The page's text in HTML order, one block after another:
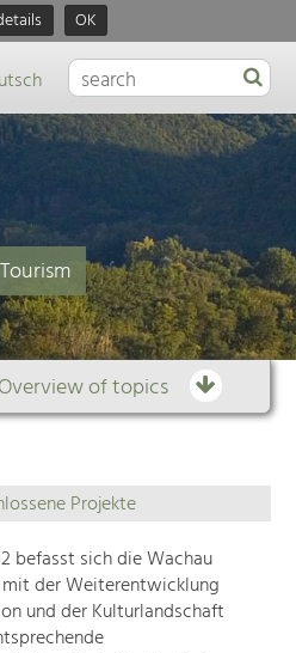
OK
Overview of topics
Projekte
befasst sich die Wachau
der Weiterentwicklung
und der Kulturlandschaft